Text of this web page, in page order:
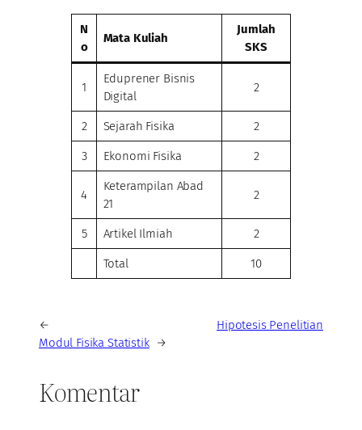
N
o
Mata Kuliah
Jumlah
SKS
1
Eduprener Bisnis
Digital
2
2 Sejarah Fisika 2
3 Ekonomi Fisika 2
4
Keterampilan Abad
21
2
5 Artikel Ilmiah 2
Total 10
←
Hipotesis Penelitian
Modul Fisika Statistik →
Komentar